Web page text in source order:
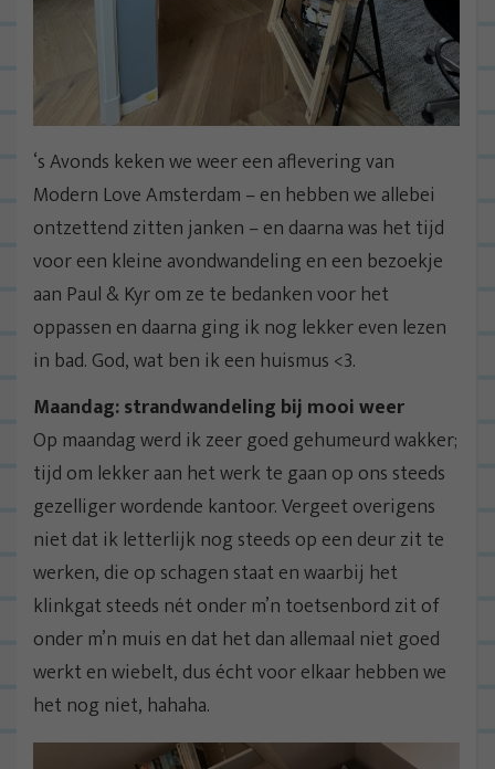
‘s Avonds keken we weer een aflevering van
Modern Love Amsterdam – en hebben we allebei
ontzettend zitten janken – en daarna was het tijd
voor een kleine avondwandeling en een bezoekje
aan Paul & Kyr om ze te bedanken voor het
oppassen en daarna ging ik nog lekker even lezen
in bad. God, wat ben ik een huismus <3.
Maandag: strandwandeling bij mooi weer
Op maandag werd ik zeer goed gehumeurd wakker;
tijd om lekker aan het werk te gaan op ons steeds
gezelliger wordende kantoor. Vergeet overigens
niet dat ik letterlijk nog steeds op een deur zit te
werken, die op schagen staat en waarbij het
klinkgat steeds nét onder m’n toetsenbord zit of
onder m’n muis en dat het dan allemaal niet goed
werkt en wiebelt, dus écht voor elkaar hebben we
het nog niet, hahaha.